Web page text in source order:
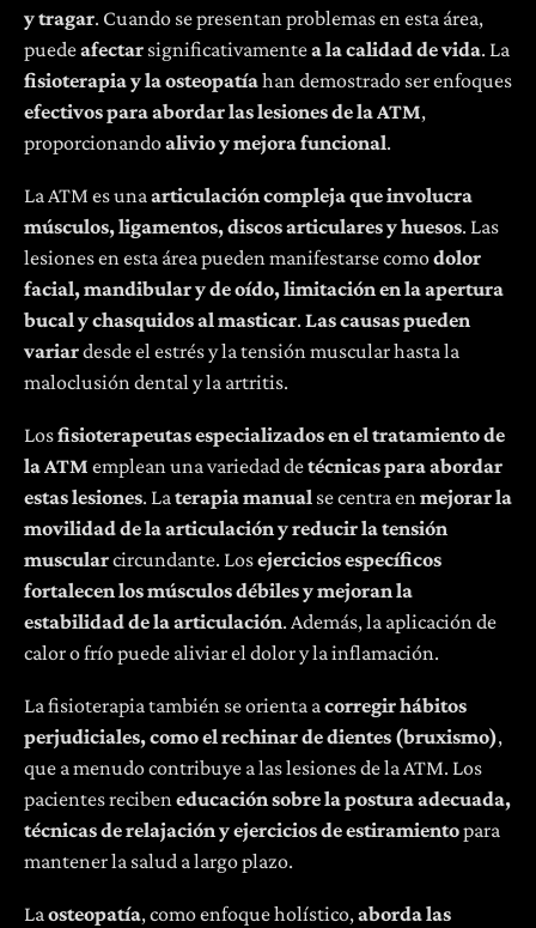
y tragar. Cuando se presentan problemas en esta área,
puedeafectar significativamentea la calidad de vida. La
fisioterapia y la osteopatíahan demostrado ser enfoques
efectivos para abordar las lesiones de la ATM,
proporcionandoalivio y mejora funcional.
La ATM es unaarticulacióncompleja que involucra
músculos, ligamentos, discos articulares y huesos. Las
lesiones en esta área pueden manifestarse comodolor
facial, mandibular y de oído, limitación en la apertura
bucal y chasquidos al masticar. Las causas pueden
variardesde el estrés y la tensión muscular hasta la
maloclusión dental y la artritis.
Losfisioterapeutas especializados en el tratamiento de
la ATM emplean una variedad detécnicas para abordar
estas lesiones. Laterapia manual se centra enmejorar la
movilidad de la articulación y reducir la tensión
muscularcircundante. Losejercicios específicos
fortalecen los músculos débiles y mejoran la
estabilidad de la articulación. Además, la aplicación de
calor o frío puede aliviar el dolor y la inflamación.
La fisioterapia también se orienta acorregir hábitos
perjudiciales, como el rechinar de dientes (bruxismo),
que a menudo contribuye a las lesiones de la ATM. Los
pacientes recibeneducación sobre la postura adecuada,
técnicas de relajación y ejercicios de estiramientopara
mantener la salud a largo plazo.
Laosteopatía, como enfoque holístico,aborda las